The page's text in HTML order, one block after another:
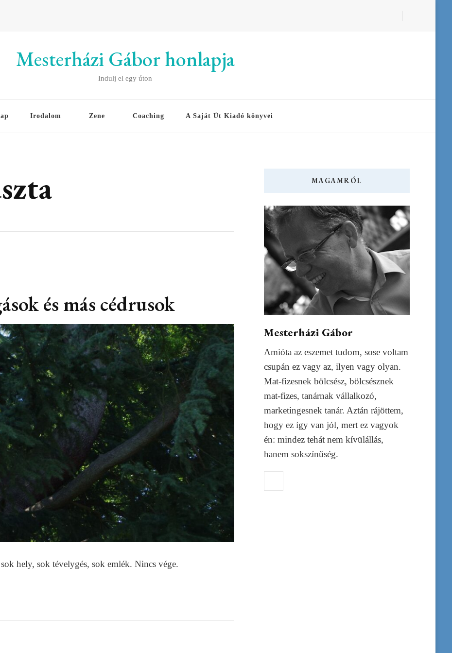
Mesterházi Gábor honlapja
Indulj el egy úton
Irodalom Zene Coaching A Saját Út Kiadó könyvei
és más cédrusok
hely, sok tévelygés, sok emlék. Nincs vége.
MAGAMRÓL
Mesterházi Gábor
Amióta az eszemet tudom, sose voltam
csupán ez vagy az, ilyen vagy olyan.
Mat-fizesnek bölcsész, bölcsésznek
mat-fizes, tanárnak vállalkozó,
marketingesnek tanár. Aztán rájöttem,
hogy ez így van jól, mert ez vagyok
én: mindez tehát nem kívülállás,
hanem sokszínűség.